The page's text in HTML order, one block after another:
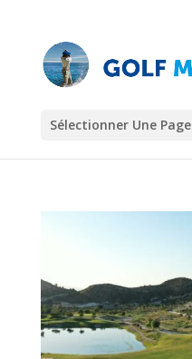
Sélectionner Une Page